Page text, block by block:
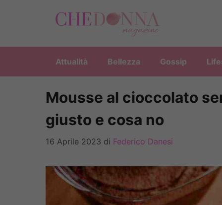
Attualità Bellezza Gossip
Mousse al cioccolato
giusto e cosa no
16 Aprile 2023 di Federico Danesi